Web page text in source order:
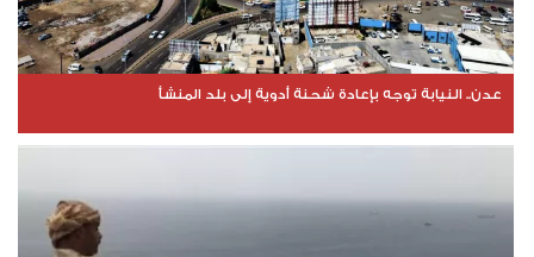
عدن.. النيابة توجه بإعادة شحنة أدوية إلى بلد المنشأ